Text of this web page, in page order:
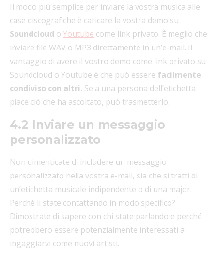
Il modo più semplice per inviare la vostra musica alle
case discografiche è caricare la vostra demo su
Soundcloud o Youtube come link privato. È meglio che
inviare file WAV o MP3 direttamente in un’e-mail. Il
vantaggio di avere il vostro demo come link privato su
Soundcloud o Youtube è che può essere facilmente
condiviso con altri. Se a una persona dell’etichetta
piace ciò che ha ascoltato, può trasmetterlo.
4.2 Inviare un messaggio
personalizzato
Non dimenticate di includere un messaggio
personalizzato nella vostra e-mail, sia che si tratti di
un’etichetta musicale indipendente o di una major.
Perché li state contattando in modo specifico?
Dimostrate di sapere con chi state parlando e perché
potrebbero essere potenzialmente interessati a
ingaggiarvi come nuovi artisti.